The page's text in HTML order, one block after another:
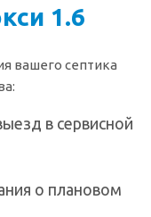
1.6
вашего септика
в сервисной
о плановом